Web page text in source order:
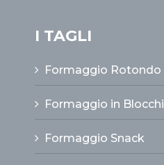
I TAGLI
Formaggio Rotondo
Formaggio in Blocchi
Formaggio Snack